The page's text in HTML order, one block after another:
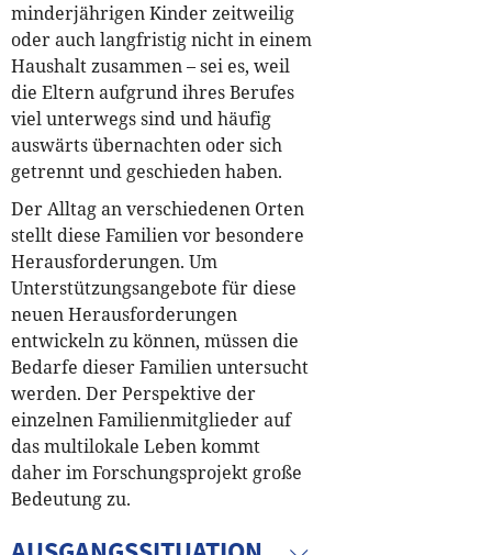
minderjährigen Kinder zeitweilig
oder auch langfristig nicht in einem
Haushalt zusammen – sei es, weil
die Eltern aufgrund ihres Berufes
viel unterwegs sind und häufig
auswärts übernachten oder sich
getrennt und geschieden haben.
Der Alltag an verschiedenen Orten
stellt diese Familien vor besondere
Herausforderungen. Um
Unterstützungsangebote für diese
neuen Herausforderungen
entwickeln zu können, müssen die
Bedarfe dieser Familien untersucht
werden. Der Perspektive der
einzelnen Familienmitglieder auf
das multilokale Leben kommt
daher im Forschungsprojekt große
Bedeutung zu.